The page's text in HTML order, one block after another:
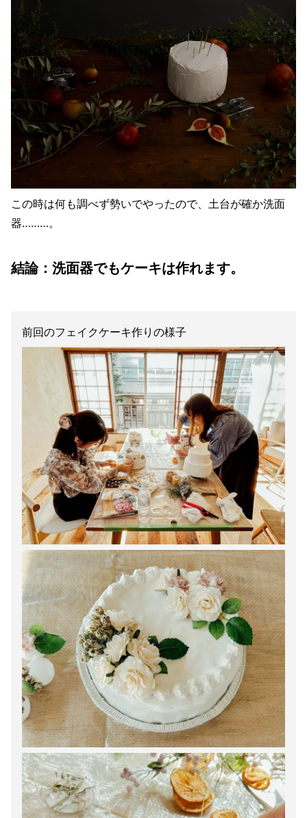
この時は何も調べず勢いでやったので、土台が確か洗面
器………。
結論： 洗面器でもケーキは作れます。
前回のフェイクケーキ作りの様子